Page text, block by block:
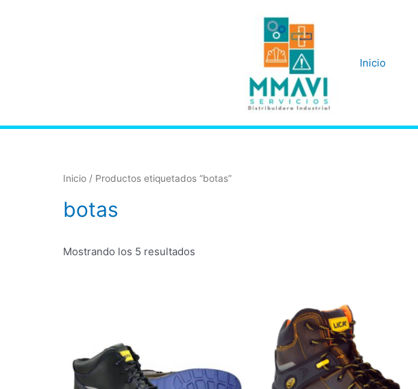
Inicio
Inicio / Productos etiquetados “botas”
botas
Mostrando los 5 resultados